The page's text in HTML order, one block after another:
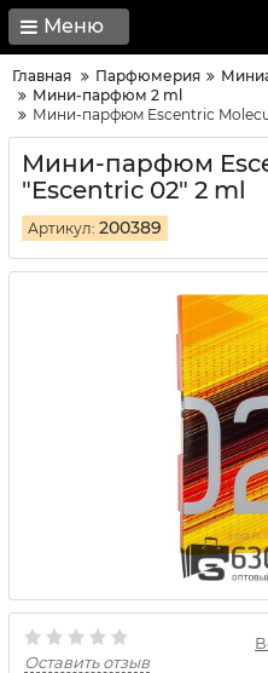
Меню
Главная Парфюмерия
Мини-парфюм 2 ml
Мини-парфюм Escentric
Мини-парфюм
"Escentric 02" 2 ml
Артикул: 200389
Оставить отзыв